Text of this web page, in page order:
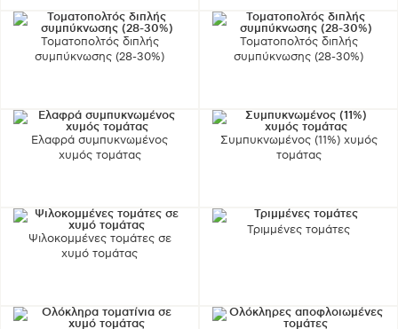
Τοματοπολτός διπλής
συμπύκνωσης (28-30%)
Τοματοπολτός διπλής
συμπύκνωσης (28-30%)
Ελαφρά συμπυκνωμένος
χυμός τομάτας
Συμπυκνωμένος (11%) χυμός
τομάτας
Ψιλοκομμένες τομάτες σε
χυμό τομάτας
Τριμμένες τομάτες